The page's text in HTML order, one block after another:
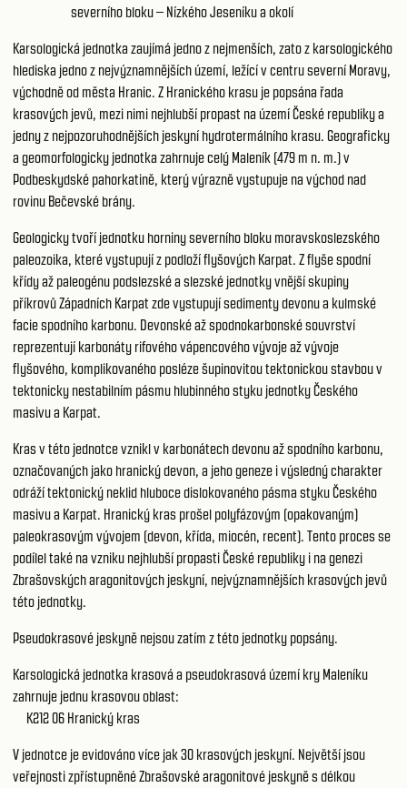
severního bloku – Nízkého Jeseníku a okolí
Karsologická jednotka zaujímá jedno z nejmenších, zato z karsologického
hlediska jedno z nejvýznamnějších území, ležící v centru severní Moravy,
východně od města Hranic. Z Hranického krasu je popsána řada
krasových jevů, mezi nimi nejhlubší propast na území České republiky a
jedny z nejpozoruhodnějších jeskyní hydrotermálního krasu. Geograficky
a geomorfologicky jednotka zahrnuje celý Maleník (479 m n. m.) v
Podbeskydské pahorkatině, který výrazně vystupuje na východ nad
rovinu Bečevské brány.
Geologicky tvoří jednotku horniny severního bloku moravskoslezského
paleozoika, které vystupují z podloží flyšových Karpat. Z flyše spodní
křídy až paleogénu podslezské a slezské jednotky vnější skupiny
příkrovů Západních Karpat zde vystupují sedimenty devonu a kulmské
facie spodního karbonu. Devonské až spodnokarbonské souvrství
reprezentují karbonáty rifového vápencového vývoje až vývoje
flyšového, komplikovaného posléze šupinovitou tektonickou stavbou v
tektonicky nestabilním pásmu hlubinného styku jednotky Českého
masivu a Karpat.
Kras v této jednotce vznikl v karbonátech devonu až spodního karbonu,
označovaných jako hranický devon, a jeho geneze i výsledný charakter
odráží tektonický neklid hluboce dislokovaného pásma styku Českého
masivu a Karpat. Hranický kras prošel polyfázovým (opakovaným)
paleokrasovým vývojem (devon, křída, miocén, recent). Tento proces se
podílel také na vzniku nejhlubší propasti České republiky i na genezi
Zbrašovských aragonitových jeskyní, nejvýznamnějších krasových jevů
této jednotky.
Pseudokrasové jeskyně nejsou zatím z této jednotky popsány.
Karsologická jednotka krasová a pseudokrasová území kry Maleníku
zahrnuje jednu krasovou oblast:
K212 06 Hranický kras
V jednotce je evidováno více jak 30 krasových jeskyní. Největší jsou
veřejnosti zpřístupněné Zbrašovské aragonitové jeskyně s délkou